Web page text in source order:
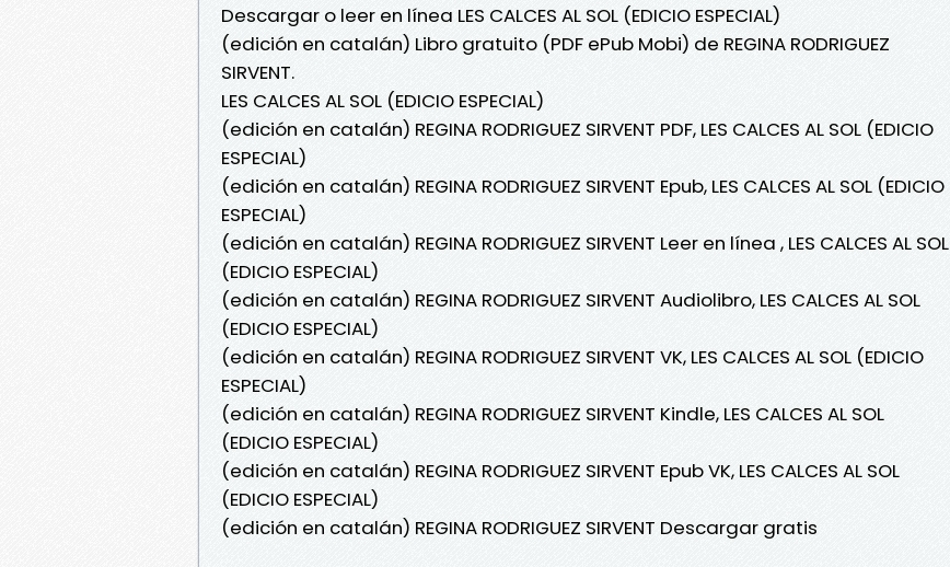
Descargar o leer en línea LES CALCES AL SOL (EDICIO ESPECIAL)
(edición en catalán) Libro gratuito (PDF ePub Mobi) de REGINA RODRIGUEZ
SIRVENT.
LES CALCES AL SOL (EDICIO ESPECIAL)
(edición en catalán) REGINA RODRIGUEZ SIRVENT PDF, LES CALCES AL SOL (EDICIO
ESPECIAL)
(edición en catalán) REGINA RODRIGUEZ SIRVENT Epub, LES CALCES AL SOL (EDICIO
ESPECIAL)
(edición en catalán) REGINA RODRIGUEZ SIRVENT Leer en línea , LES CALCES AL SOL
(EDICIO ESPECIAL)
(edición en catalán) REGINA RODRIGUEZ SIRVENT Audiolibro, LES CALCES AL SOL
(EDICIO ESPECIAL)
(edición en catalán) REGINA RODRIGUEZ SIRVENT VK, LES CALCES AL SOL (EDICIO
ESPECIAL)
(edición en catalán) REGINA RODRIGUEZ SIRVENT Kindle, LES CALCES AL SOL
(EDICIO ESPECIAL)
(edición en catalán) REGINA RODRIGUEZ SIRVENT Epub VK, LES CALCES AL SOL
(EDICIO ESPECIAL)
(edición en catalán) REGINA RODRIGUEZ SIRVENT Descargar gratis